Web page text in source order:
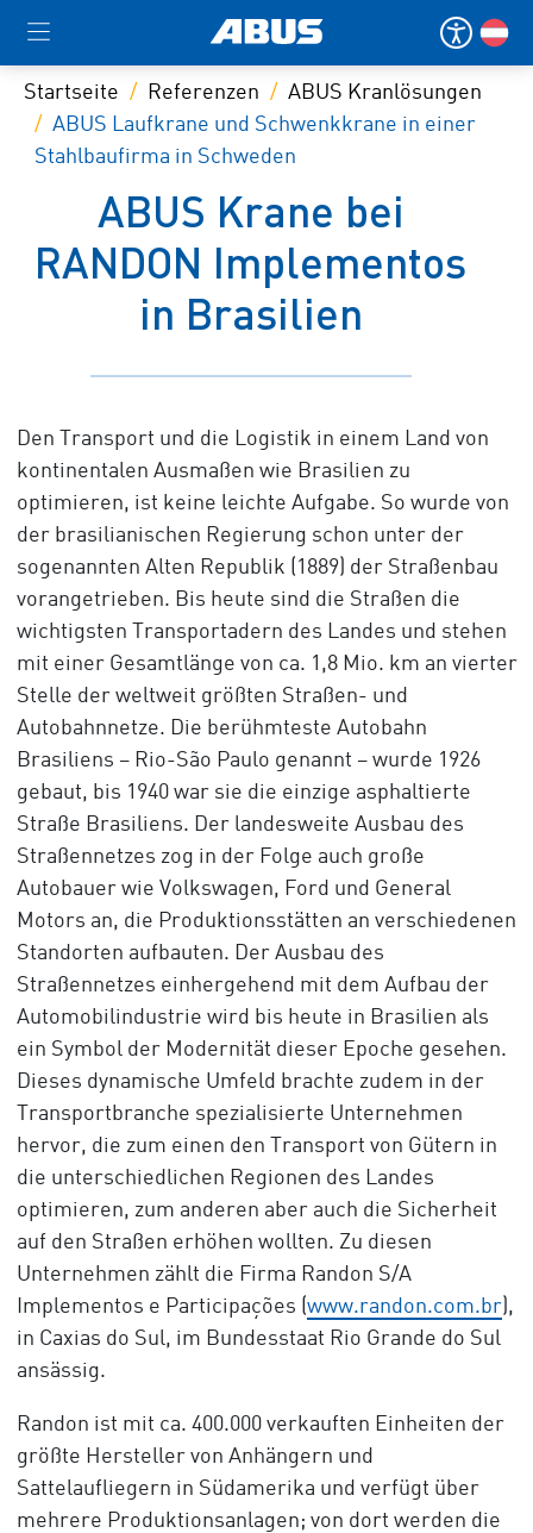
Startseite Referenzen
ABUS Kranlösungen
ABUS Laufkrane und Schwenkkrane in einer
Stahlbaufirma in Schweden
ABUS Krane bei
RANDON Implementos
in Brasilien
Den Transport und die Logistik in einem Land von
kontinentalen Ausmaßen wie Brasilien zu
optimieren, ist keine leichte Aufgabe. So wurde von
der brasilianischen Regierung schon unter der
sogenannten Alten Republik (1889) der Straßenbau
vorangetrieben. Bis heute sind die Straßen die
wichtigsten Transportadern des Landes und stehen
mit einer Gesamtlänge von ca. 1,8 Mio. km an vierter
Stelle der weltweit größten Straßen- und
Autobahnnetze. Die berühmteste Autobahn
Brasiliens – Rio-São Paulo genannt – wurde 1926
gebaut, bis 1940 war sie die einzige asphaltierte
Straße Brasiliens. Der landesweite Ausbau des
Straßennetzes zog in der Folge auch große
Autobauer wie Volkswagen, Ford und General
Motors an, die Produktionsstätten an verschiedenen
Standorten aufbauten. Der Ausbau des
Straßennetzes einhergehend mit dem Aufbau der
Automobilindustrie wird bis heute in Brasilien als
ein Symbol der Modernität dieser Epoche gesehen.
Dieses dynamische Umfeld brachte zudem in der
Transportbranche spezialisierte Unternehmen
hervor, die zum einen den Transport von Gütern in
die unterschiedlichen Regionen des Landes
optimieren, zum anderen aber auch die Sicherheit
auf den Straßen erhöhen wollten. Zu diesen
Unternehmen zählt die Firma Randon S/A
Implementos e Participações (www.randon.com.br),
in Caxias do Sul, im Bundesstaat Rio Grande do Sul
ansässig.
Randon ist mit ca. 400.000 verkauften Einheiten der
größte Hersteller von Anhängern und
Sattelaufliegern in Südamerika und verfügt über
mehrere Produktionsanlagen; von dort werden die